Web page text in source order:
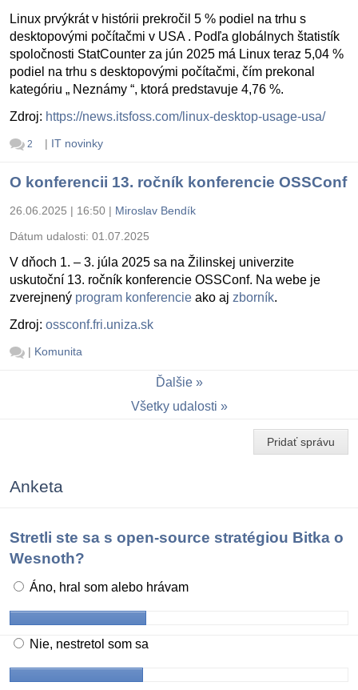
Linux prvýkrát v histórii prekročil 5 % podiel na trhu s
desktopovými počítačmi v USA . Podľa globálnych štatistík
spoločnosti StatCounter za jún 2025 má Linux teraz 5,04 %
podiel na trhu s desktopovými počítačmi, čím prekonal
kategóriu „ Neznámy “, ktorá predstavuje 4,76 %.
Zdroj: https://news.itsfoss.com/linux-desktop-usage-usa/
2 | IT novinky
O konferencii 13. ročník konferencie OSSConf
26.06.2025 | 16:50 | Miroslav Bendík
Dátum udalosti: 01.07.2025
V dňoch 1. – 3. júla 2025 sa na Žilinskej univerzite
uskutoční 13. ročník konferencie OSSConf. Na webe je
zverejnený program konferencie ako aj zborník.
Zdroj: ossconf.fri.uniza.sk
| Komunita
Ďalšie
Všetky udalosti
Pridať správu
Anketa
Stretli ste sa s open-source stratégiou Bitka o
Wesnoth?
Áno, hral som alebo hrávam
Nie, nestretol som sa